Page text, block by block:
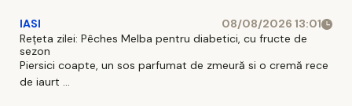
IASI
08/08/2026 13:01
Rețeta zilei: Pêches Melba pentru diabetici, cu fructe de
sezon
Piersici coapte, un sos parfumat de zmeură si o cremă rece
de iaurt ...